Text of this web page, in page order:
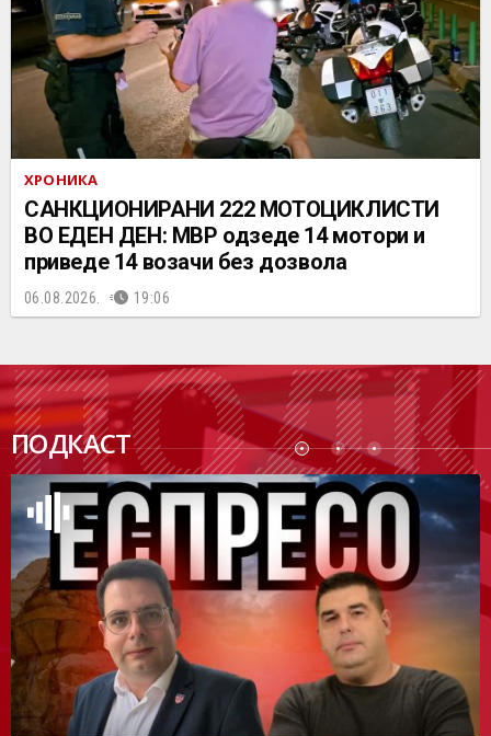
ХРОНИКА
САНКЦИОНИРАНИ 222 МОТОЦИКЛИСТИ
ВО ЕДЕН ДЕН: МВР одзеде 14 мотори и
приведе 14 возачи без дозвола
06.08.2026. 19:06
ПОДКАСТ
ПОДК
АСТ